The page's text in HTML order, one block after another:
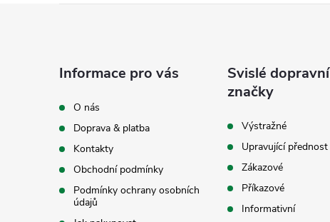
Informace pro vás
O nás
Doprava & platba
Kontakty
Obchodní podmínky
Podmínky ochrany osobních
údajů
Svislé dopravní
značky
Výstražné
Upravující přednost
Zákazové
Příkazové
Informativní